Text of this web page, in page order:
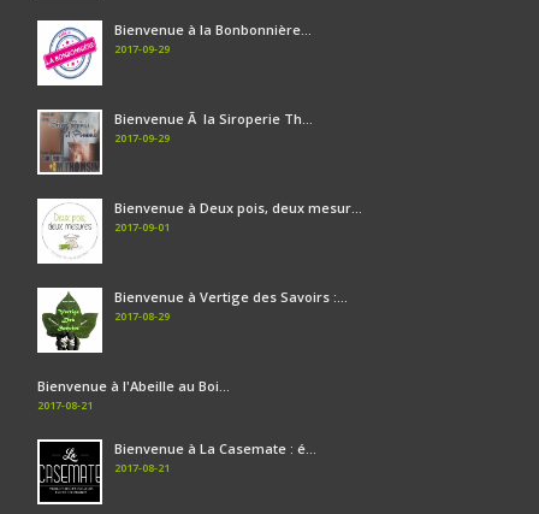
Bienvenue à la Bonbonnière...
2017-09-29
Bienvenue Ã la Siroperie Th...
2017-09-29
Bienvenue à Deux pois, deux mesur...
2017-09-01
Bienvenue à Vertige des Savoirs :...
2017-08-29
Bienvenue à l'Abeille au Boi...
2017-08-21
Bienvenue à La Casemate : é...
2017-08-21